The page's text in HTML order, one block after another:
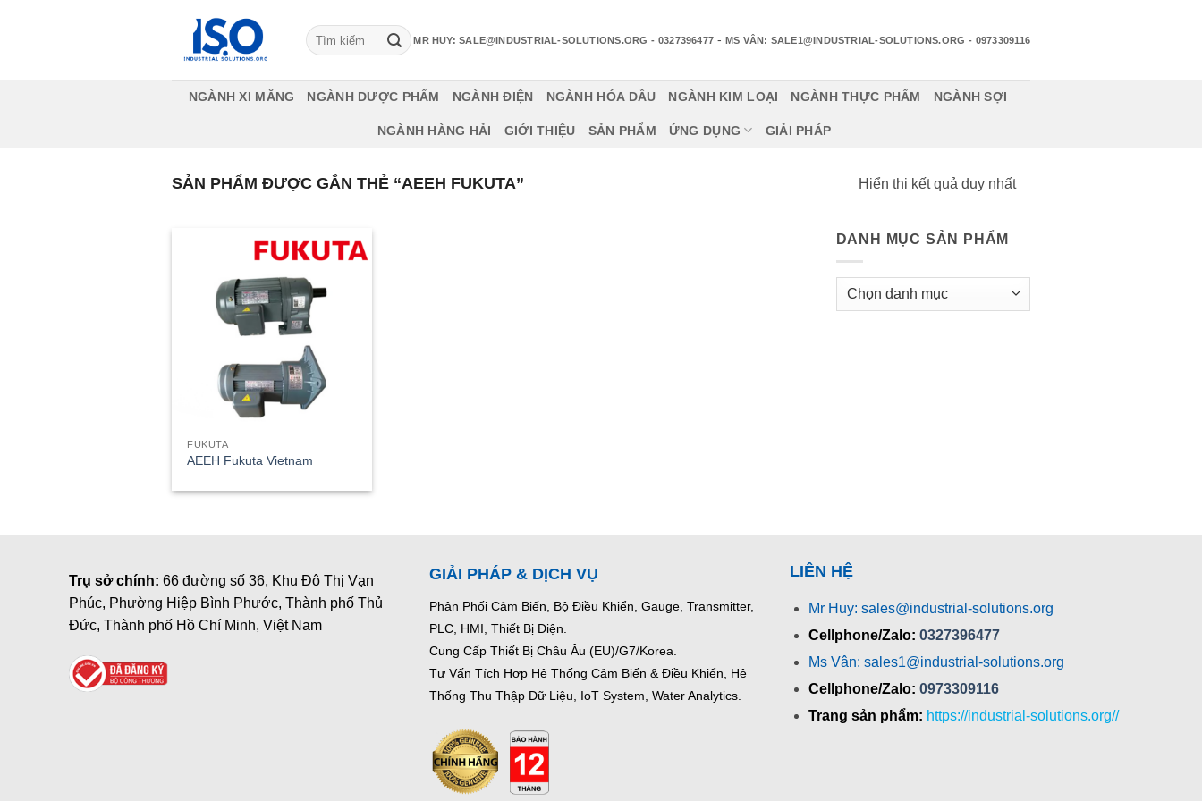
Tìm
kiếm:
MR HUY: SALE@INDUSTRIAL-SOLUTIONS.ORG - 0327396477 -MS VÂN: SALE1@INDUSTRIAL-SOLUTIONS.ORG - 0973309116
NGÀNH XI MĂNG NGÀNH DƯỢC PHẨM NGÀNH ĐIỆN NGÀNH HÓA DẦU NGÀNH KIM LOẠI NGÀNH THỰC PHẨM NGÀNH SỢI
NGÀNH HÀNG HẢI GIỚI THIỆU SẢN PHẨM ỨNG DỤNG GIẢI PHÁP
SẢN PHẨM ĐƯỢC GẮN THẺ “AEEH FUKUTA” Hiển thị kết quả duy nhất
FUKUTA
AEEH Fukuta Vietnam
DANH MỤC SẢN PHẨM
Trụ sở chính: 66 đường số 36, Khu Đô Thị Vạn
Phúc, Phường Hiệp Bình Phước, Thành phố Thủ
Đức, Thành phố Hồ Chí Minh, Việt Nam
GIẢI PHÁP & DỊCH VỤ
Phân Phối Cảm Biến, Bộ Điều Khiển, Gauge, Transmitter,
PLC, HMI, Thiết Bị Điện.
Cung Cấp Thiết Bị Châu Âu (EU)/G7/Korea.
Tư Vấn Tích Hợp Hệ Thống Cảm Biến & Điều Khiển, Hệ
Thống Thu Thập Dữ Liệu, IoT System, Water Analytics.
LIÊN HỆ
Mr Huy: sales@industrial-solutions.org
Cellphone/Zalo: 0327396477
Ms Vân: sales1@industrial-solutions.org
Cellphone/Zalo: 0973309116
Trang sản phẩm: https://industrial-solutions.org//